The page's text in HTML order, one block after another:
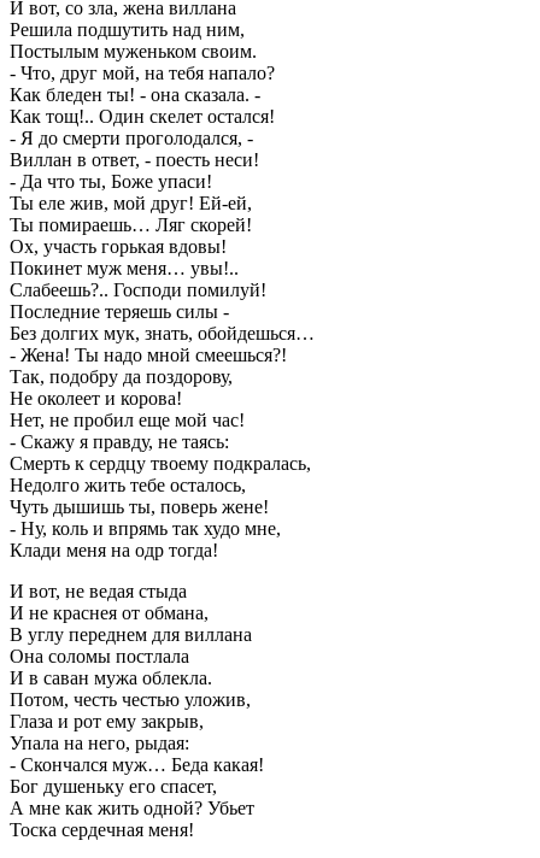
И вот, со зла, жена виллана
Решила подшутить над ним,
Постылым муженьком своим.
- Что, друг мой, на тебя напало?
Как бледен ты! - она сказала. -
Как тощ!.. Один скелет остался!
- Я до смерти проголодался, -
Виллан в ответ, - поесть неси!
- Да что ты, Боже упаси!
Ты еле жив, мой друг! Ей-ей,
Ты помираешь… Ляг скорей!
Ох, участь горькая вдовы!
Покинет муж меня… увы!..
Слабеешь?.. Господи помилуй!
Последние теряешь силы -
Без долгих мук, знать, обойдешься…
- Жена! Ты надо мной смеешься?!
Так, подобру да поздорову,
Не околеет и корова!
Нет, не пробил еще мой час!
- Скажу я правду, не таясь:
Смерть к сердцу твоему подкралась,
Недолго жить тебе осталось,
Чуть дышишь ты, поверь жене!
- Ну, коль и впрямь так худо мне,
Клади меня на одр тогда!
И вот, не ведая стыда
И не краснея от обмана,
В углу переднем для виллана
Она соломы постлала
И в саван мужа облекла.
Потом, честь честью уложив,
Глаза и рот ему закрыв,
Упала на него, рыдая:
- Скончался муж… Беда какая!
Бог душеньку его спасет,
А мне как жить одной? Убьет
Тоска сердечная меня!